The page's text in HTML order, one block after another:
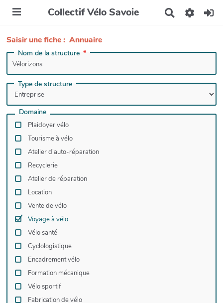
Collectif Vélo Savoie
e
Saisir une fiche : Annuaire
Nom de la structure
Type de structure
Domaine
Plaidoyer vélo
Tourisme à vélo
Atelier d'auto-réparation
Recyclerie
Atelier de réparation
Location
Vente de vélo
Voyage à vélo
Vélo santé
Cyclologistique
Encadrement vélo
Formation mécanique
Vélo sportif
Fabrication de vélo